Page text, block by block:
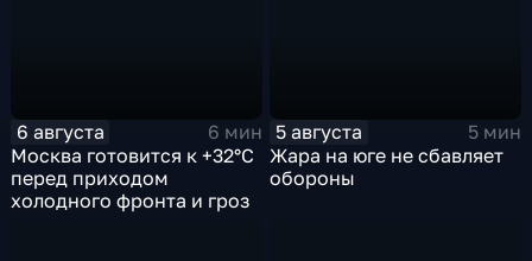
6 августа
6 мин
Москва готовится к +32°C
перед приходом
холодного фронта и гроз
5 августа
5 мин
Жара на юге не сбавляет
обороны